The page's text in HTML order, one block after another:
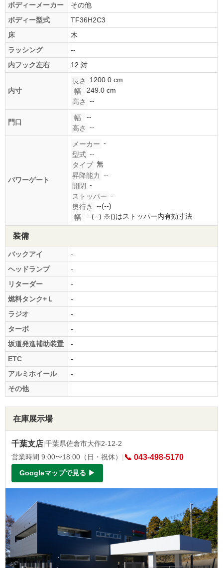
ボディーメーカー
その他
ボディー型式
TF36H2C3
床
木
ラッシング
--
内フック左右
12 対
内寸
長さ
1200.0 cm
幅
249.0 cm
高さ
--
門口
幅
--
高さ
--
パワーゲート
メーカー -
型式 --
タイプ 無
昇降能力 --
開閉 -
ストッパー -
奥行き
--(--)
幅
--(--) ※()はストッパー内有効寸法
装備
バックアイ
-
ヘッドランプ
-
リターダー
-
燃料タンク+Ｌ
-
ラジオ
-
ターボ
-
坂道発進補助装置
-
ETC
-
アルミホイール
-
その他
在庫展示場
千葉支店|千葉県佐倉市大作2-12-2
営業時間 9:00〜18:00（日・祝休） | 📞 043-498-5170
Googleマップで見る ▶